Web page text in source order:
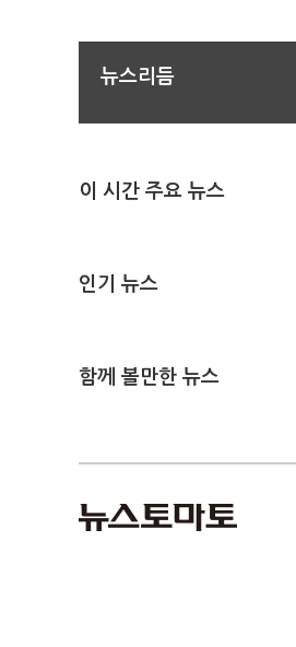
뉴스리듬
이 시간 주요 뉴스
인기 뉴스
함께 볼만한 뉴스